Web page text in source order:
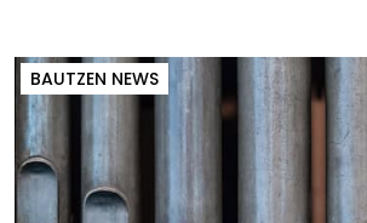
BAUTZEN NEWS